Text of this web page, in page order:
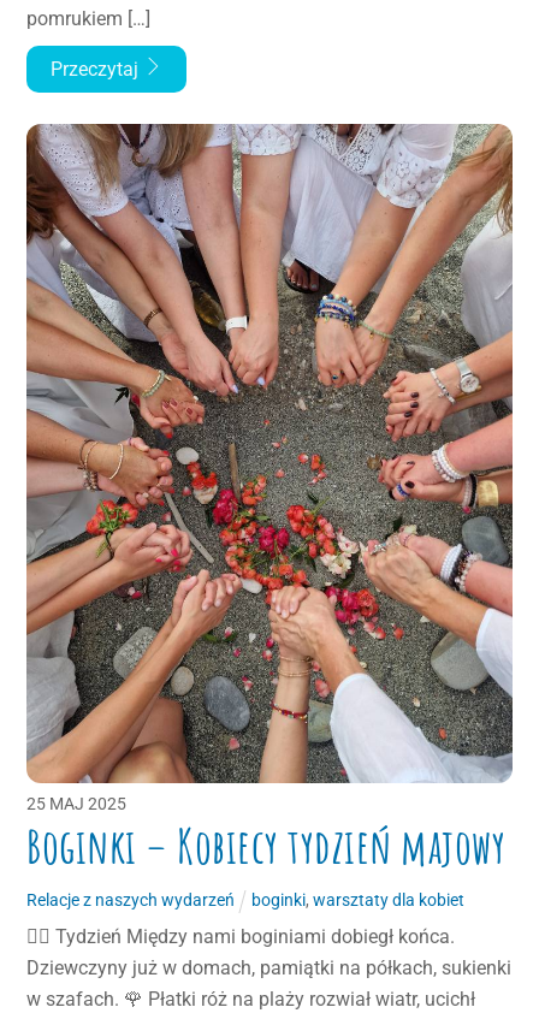
pomrukiem […]
Przeczytaj
25 MAJ 2025
Boginki – Kobiecy tydzień majowy
Relacje z naszych wydarzeń boginki, warsztaty dla kobiet
🧚‍♂ Tydzień Między nami boginiami dobiegł końca.
Dziewczyny już w domach, pamiątki na półkach, sukienki
w szafach. 🌹 Płatki róż na plaży rozwiał wiatr, ucichł